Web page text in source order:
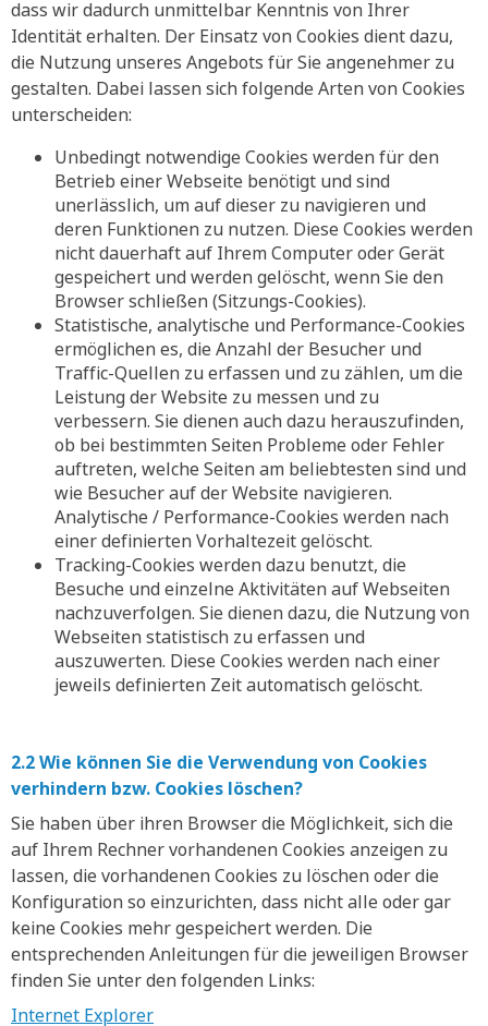
dass wir dadurch unmittelbar Kenntnis von Ihrer
Identität erhalten. Der Einsatz von Cookies dient dazu,
die Nutzung unseres Angebots für Sie angenehmer zu
gestalten. Dabei lassen sich folgende Arten von Cookies
unterscheiden:
Unbedingt notwendige Cookies werden für den
Betrieb einer Webseite benötigt und sind
unerlässlich, um auf dieser zu navigieren und
deren Funktionen zu nutzen. Diese Cookies werden
nicht dauerhaft auf Ihrem Computer oder Gerät
gespeichert und werden gelöscht, wenn Sie den
Browser schließen (Sitzungs-Cookies).
Statistische, analytische und Performance-Cookies
ermöglichen es, die Anzahl der Besucher und
Traffic-Quellen zu erfassen und zu zählen, um die
Leistung der Website zu messen und zu
verbessern. Sie dienen auch dazu herauszufinden,
ob bei bestimmten Seiten Probleme oder Fehler
auftreten, welche Seiten am beliebtesten sind und
wie Besucher auf der Website navigieren.
Analytische / Performance-Cookies werden nach
einer definierten Vorhaltezeit gelöscht.
Tracking-Cookies werden dazu benutzt, die
Besuche und einzelne Aktivitäten auf Webseiten
nachzuverfolgen. Sie dienen dazu, die Nutzung von
Webseiten statistisch zu erfassen und
auszuwerten. Diese Cookies werden nach einer
jeweils definierten Zeit automatisch gelöscht.
2.2 Wie können Sie die Verwendung von Cookies
verhindern bzw. Cookies löschen?
Sie haben über ihren Browser die Möglichkeit, sich die
auf Ihrem Rechner vorhandenen Cookies anzeigen zu
lassen, die vorhandenen Cookies zu löschen oder die
Konfiguration so einzurichten, dass nicht alle oder gar
keine Cookies mehr gespeichert werden. Die
entsprechenden Anleitungen für die jeweiligen Browser
finden Sie unter den folgenden Links:
Internet Explorer